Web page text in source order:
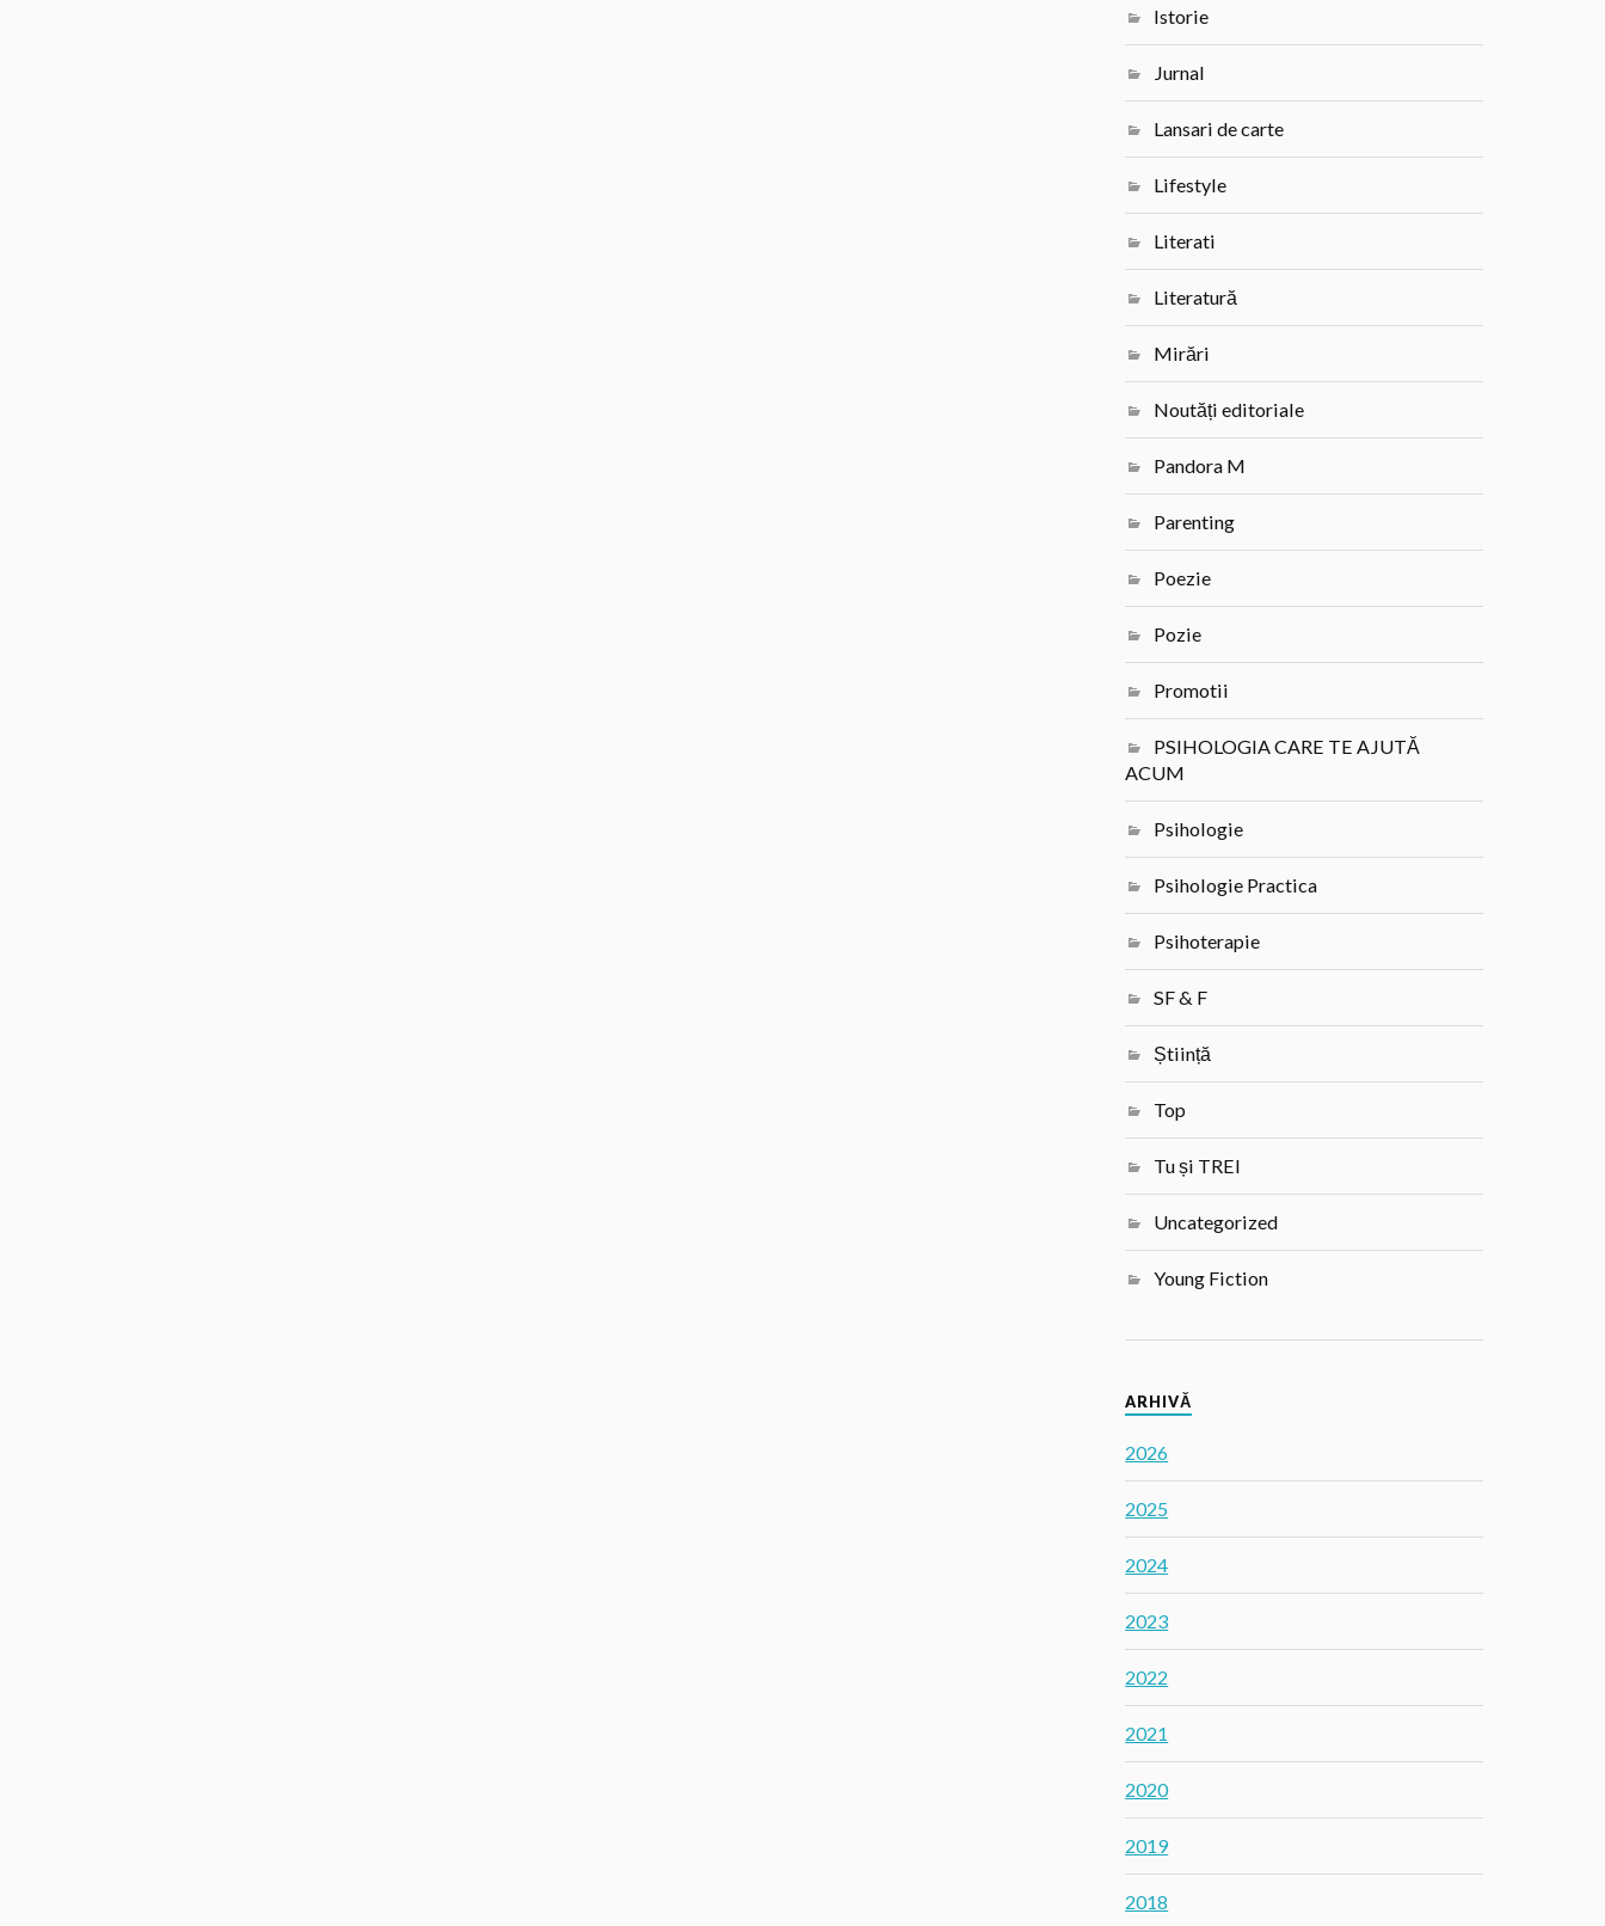
Istorie
Jurnal
Lansari de carte
Lifestyle
Literati
Literatură
Mirări
Noutăți editoriale
Pandora M
Parenting
Poezie
Pozie
Promotii
PSIHOLOGIA CARE TE AJUTĂ
ACUM
Psihologie
Psihologie Practica
Psihoterapie
SF & F
Știință
Top
Tu și TREI
Uncategorized
Young Fiction
ARHIVĂ
2026
2025
2024
2023
2022
2021
2020
2019
2018